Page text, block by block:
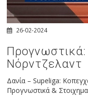
26-02-2024
Νόρντζελαντ
Δανία – Supeliga:
Προγνωστικά &